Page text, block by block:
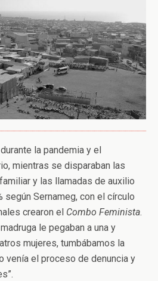
la pandemia y el
mientras se disparaban las
y las llamadas de auxilio
según Sernameg, con el círculo
crearon el Combo Feminista.
le pegaban a una y
mujeres, tumbábamos la
venía el proceso de denuncia y